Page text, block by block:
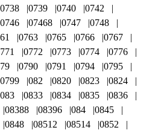
0738 0739 0740
0742
0746 07468 0747
0748
0763 0765 0766
0767
0772 0773 0774
0776
0790 0791 0794
0795
0799 082 0820 0823
0824
083 0833 0834 0835
0836
08388 08396 084
0845
0848 08512 08514
0852